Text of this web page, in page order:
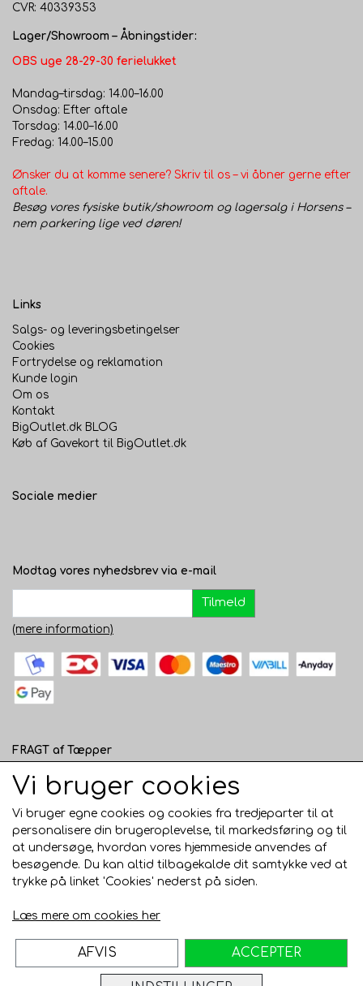
CVR: 40339353
Lager/Showroom – Åbningstider:
OBS uge 28-29-30 ferielukket
Mandag–tirsdag: 14.00–16.00
Onsdag: Efter aftale
Torsdag: 14.00–16.00
Fredag: 14.00–15.00
Ønsker du at komme senere? Skriv til os – vi åbner gerne efter
aftale.
Besøg vores fysiske butik/showroom og lagersalg i Horsens –
nem parkering lige ved døren!
Links
Salgs- og leveringsbetingelser
Cookies
Fortrydelse og reklamation
Kunde login
Om os
Kontakt
BigOutlet.dk BLOG
Køb af Gavekort til BigOutlet.dk
Sociale medier
Modtag vores nyhedsbrev via e-mail
Tilmeld
(mere information)
FRAGT af Tæpper
1 - 120 cm bred - 49 kr. til pakkeshop eller 82 kr.
hjemmelevering
121 - 200 cm bred - 99 kr. hjemmelevering
Over 200 cm bred - KUN Afhentning i Horsens
AFHENTNING I HORSENS - GRATIS
Vi bruger cookies
Vi bruger egne cookies og cookies fra tredjeparter til at
personalisere din brugeroplevelse, til markedsføring og til
at undersøge, hvordan vores hjemmeside anvendes af
besøgende. Du kan altid tilbagekalde dit samtykke ved at
trykke på linket 'Cookies' nederst på siden.
Læs mere om cookies her
AFVIS ACCEPTER